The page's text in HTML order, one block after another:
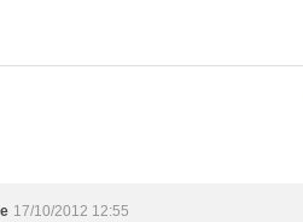
17/10/2012 12:55